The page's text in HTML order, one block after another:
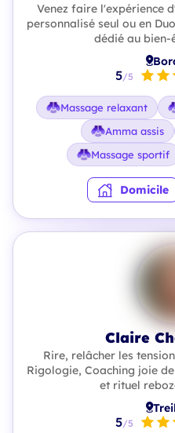
Venez faire l'expérience
personnalisé seul ou en
dédié au
5/5
Massage relaxant
Amma assis
Massage sportif
Domicile
Claire
Rire, relâcher les
Rigologie, Coaching joie
et rituel
5/5